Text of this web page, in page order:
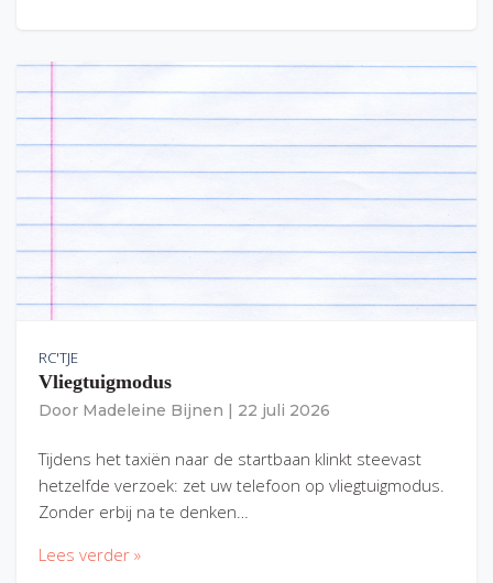
RC'TJE
Vliegtuigmodus
Door Madeleine Bijnen 22 juli 2026
Tijdens het taxiën naar de startbaan klinkt steevast
hetzelfde verzoek: zet uw telefoon op vliegtuigmodus.
Zonder erbij na te denken…
Lees verder »